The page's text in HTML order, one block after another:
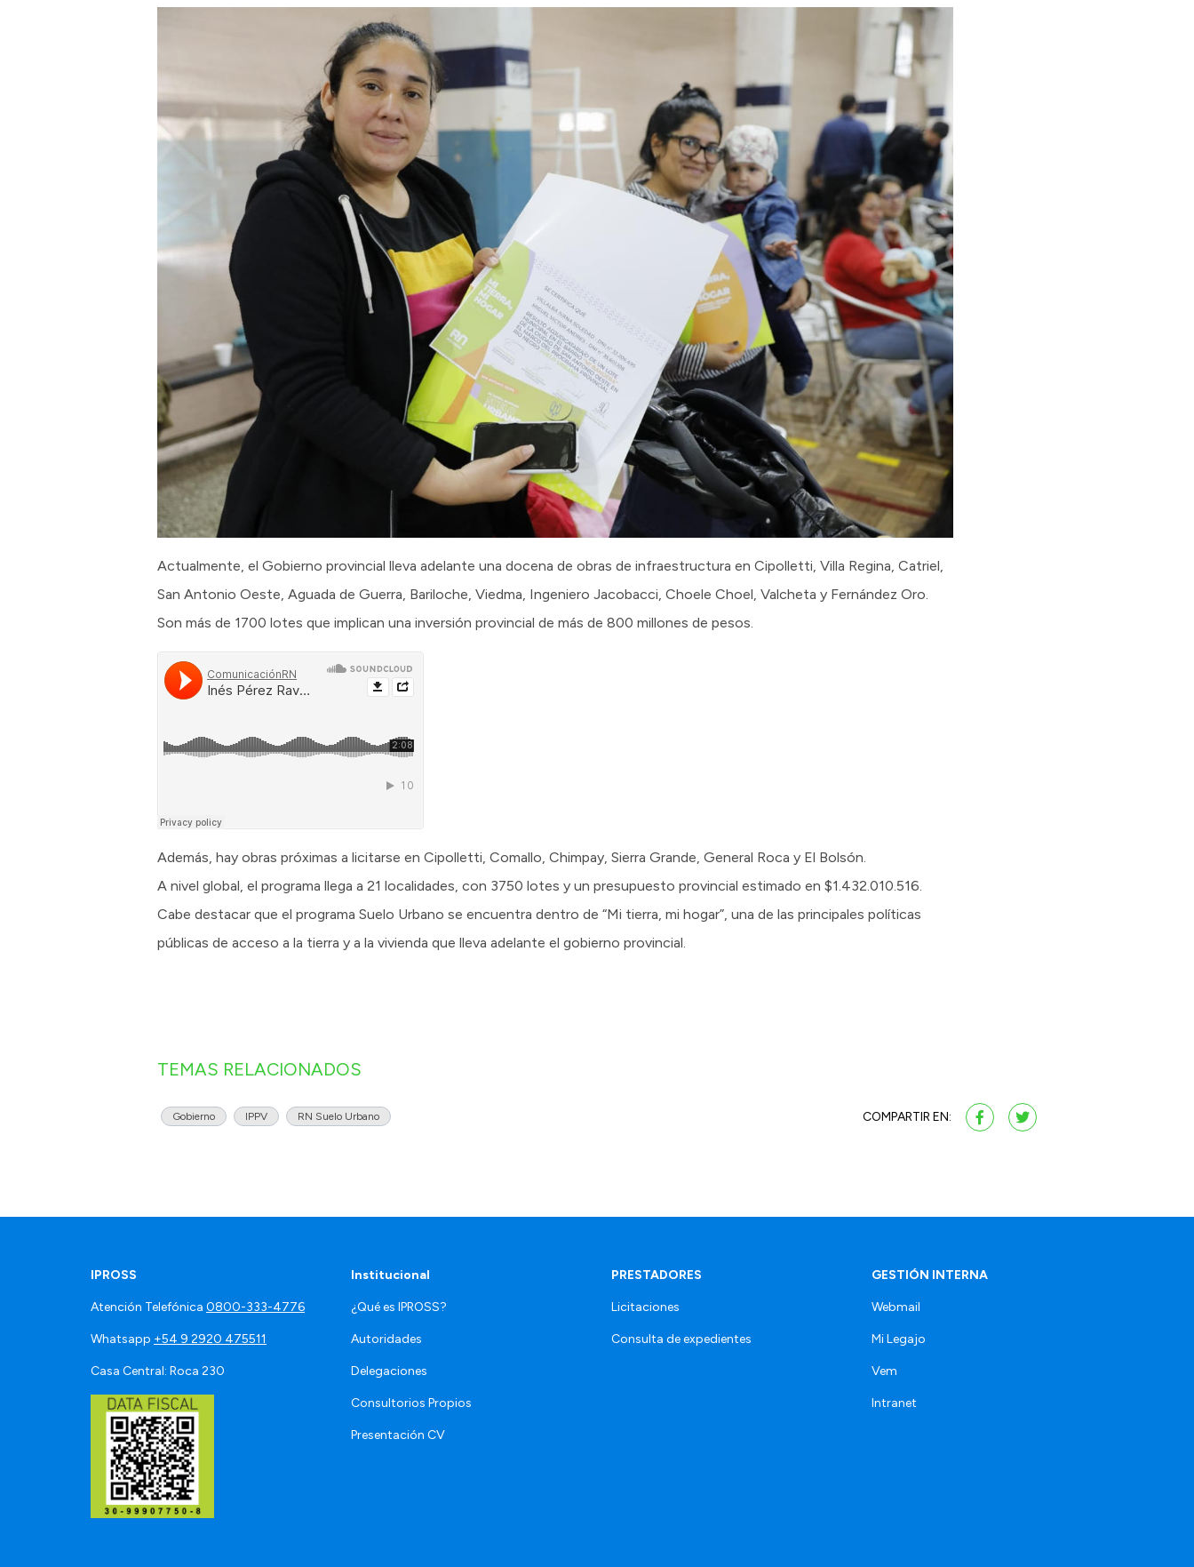
Actualmente, el Gobierno provincial lleva adelante una docena de obras de infraestructura en Cipolletti, Villa Regina, Catriel,
San Antonio Oeste, Aguada de Guerra, Bariloche, Viedma, Ingeniero Jacobacci, Choele Choel, Valcheta y Fernández Oro.
Son más de 1700 lotes que implican una inversión provincial de más de 800 millones de pesos.
Además, hay obras próximas a licitarse en Cipolletti, Comallo, Chimpay, Sierra Grande, General Roca y El Bolsón.
A nivel global, el programa llega a 21 localidades, con 3750 lotes y un presupuesto provincial estimado en $1.432.010.516.
Cabe destacar que el programa Suelo Urbano se encuentra dentro de “Mi tierra, mi hogar”, una de las principales políticas
públicas de acceso a la tierra y a la vivienda que lleva adelante el gobierno provincial.
TEMAS RELACIONADOS
Gobierno IPPV RN Suelo Urbano COMPARTIR EN:
IPROSS
Atención Telefónica 0800-333-4776
Whatsapp +54 9 2920 475511
Casa Central: Roca 230
Institucional
¿Qué es IPROSS?
Autoridades
Delegaciones
Consultorios Propios
Presentación CV
PRESTADORES
Licitaciones
Consulta de expedientes
GESTIÓN INTERNA
Webmail
Mi Legajo
Vem
Intranet